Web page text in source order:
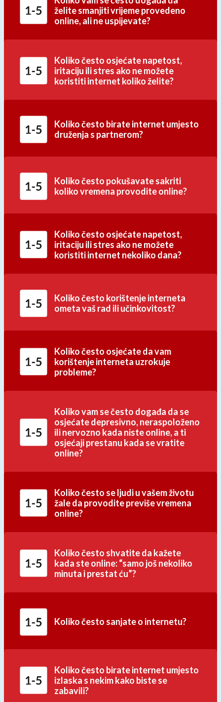
želite smanjiti vrijeme provedeno
online, ali ne uspijevate?
Koliko često osjećate napetost,
iritaciju ili stres ako ne možete
koristiti internet koliko želite?
Koliko često birate internet umjesto
druženja s partnerom?
Koliko često pokušavate sakriti
koliko vremena provodite online?
Koliko često osjećate napetost,
iritaciju ili stres ako ne možete
koristiti internet nekoliko dana?
Koliko često korištenje interneta
ometa vaš rad ili učinkovitost?
Koliko često osjećate da vam
korištenje interneta uzrokuje
probleme?
Koliko vam se često događa da se
osjećate depresivno, neraspoloženo
ili nervozno kada niste online, a ti
osjećaji prestanu kada se vratite
online?
Koliko često se ljudi u vašem životu
žale da provodite previše vremena
online?
Koliko često shvatite da kažete
kada ste online: “samo još nekoliko
minuta i prestat ću”?
Koliko često sanjate o internetu?
Koliko često birate internet umjesto
izlaska s nekim kako biste se
zabavili?